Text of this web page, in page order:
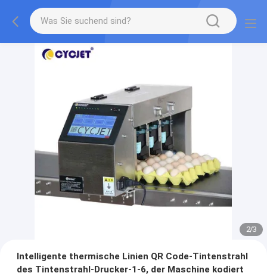
2/3
Intelligente thermische Linien QR Code-Tintenstrahl
des Tintenstrahl-Drucker-1-6, der Maschine kodiert